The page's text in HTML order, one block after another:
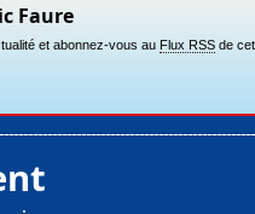
Faure
et abonnez-vous auFlux RSS de